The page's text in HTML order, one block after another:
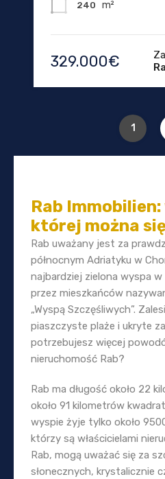
240 m²
329.000€
1
Rab
której można
Rab uważany jest za
północnym Adriatyku w
najbardziej zielona wyspa
przez mieszkańców
„Wyspą Szczęśliwych”.
piaszczyste plaże i ukryte
potrzebujesz więcej
nieruchomość Rab?
Rab ma długość około 22
około 91 kilometrów
wyspie żyje tylko około
którzy są właścicielami
Rab, mogą uważać się za
słonecznych, krystalicznie